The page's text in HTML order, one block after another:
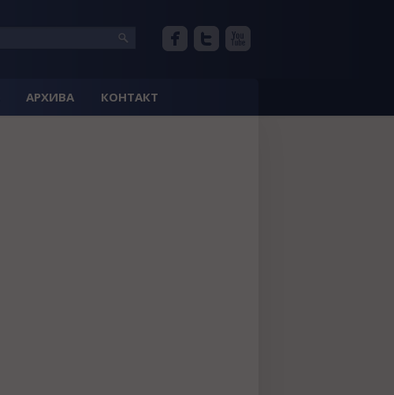
АРХИВА КОНТАКТ